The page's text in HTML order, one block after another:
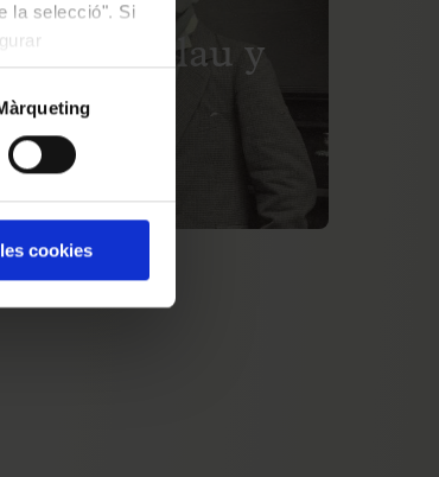
la selecció". Si
cookies
el Palau y
de juliol de 2026